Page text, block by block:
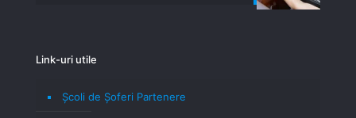
Link-uri utile
Școli de Șoferi Partenere